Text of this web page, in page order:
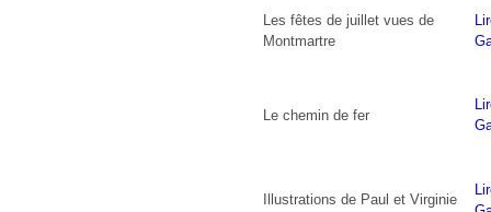
Les fêtes de juillet vues de
Montmartre
Le chemin de fer
Illustrations de Paul et Virginie